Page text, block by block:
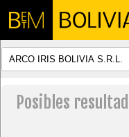
Posibles